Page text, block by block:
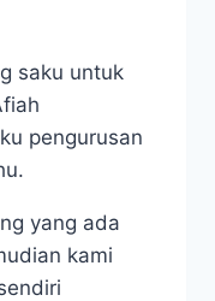
saku untuk
pengurusan
yang ada
kami